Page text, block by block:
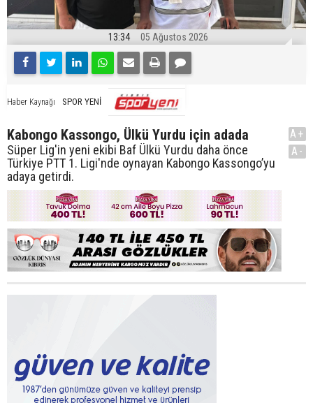
13:34 05 Ağustos 2026
Haber Kaynağı SPOR YENİ
Kabongo Kassongo, Ülkü Yurdu için adada
Süper Lig'in yeni ekibi Baf Ülkü Yurdu daha önce
Türkiye PTT 1. Ligi'nde oynayan Kabongo Kassongo’yu
adaya getirdi.
A+
A-